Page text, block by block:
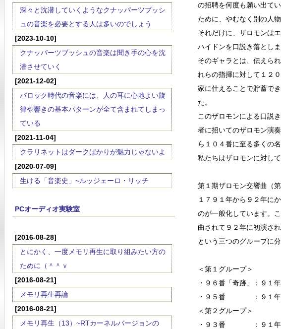
深々と沈潜していくようなクナッパーツブッシ
ュの音楽を必要とする人は多いのでしょう
[2023-10-10]
クナッパーツブッシュの音楽は聞き手の心を沈
潜させていく
[2021-12-02]
バロック時代の音楽には、人の耳に心地よい旋
律や響きの基本パターンが全て含まれてしまっ
ている
[2021-11-04]
クラリネットはダークばかりが魅力じゃないよ
[2020-07-09]
生ける「音楽史」~ルッジェーロ・リッチ
PCオーディオ実験室
[2016-08-28]
とにかく、一度メモリ再生に取り組みたい方の
ために（＾＾ｖ
[2016-08-21]
メモリ再生再論
[2016-08-21]
メモリ再生（13）~RTカーネルバージョンの
の招聘を何度も願い出て
ために、やむなく別の人
それだけに、ザロモンは
ハイドンを口説き落としま
そのギャラとは、伝えら
れらの指揮に対して１２
家に仕えることで貯蓄で
た。
このザロモンによる口説
者に招いてのザロモン演
ら１０４番に至る多くの
私たちはザロモンに対し
第１期ザロモン交響曲（
１７９１年から９２年に
のが一般化しています。
曲されて９２年に初演さ
という三つのグループに
＜第１グループ＞
・９６番「奇跡」：９１
・９５番 ：９１年作
＜第２グループ＞
・９３番 ：９１年作